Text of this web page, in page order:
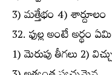
3) మత్తేభం 4) శార్దూలం
32. ఫుల్ల అంటే అర్థం
1) మెరుపు తీగలు 2)